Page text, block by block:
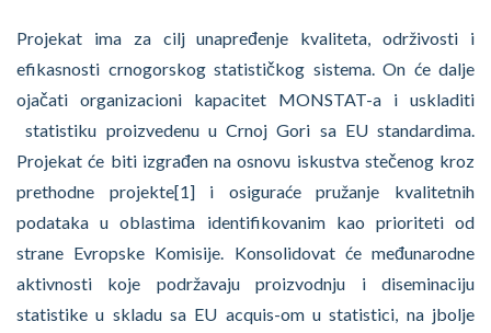
Projekat ima za cilj unapređenje kvaliteta, održivosti i
efikasnosti crnogorskog statističkog sistema. On će dalje
ojačati organizacioni kapacitet MONSTAT-a i uskladiti
statistiku proizvedenu u Crnoj Gori sa EU standardima.
Projekat će biti izgrađen na osnovu iskustva stečenog kroz
prethodne projekte[1] i osiguraće pružanje kvalitetnih
podataka u oblastima identifikovanim kao prioriteti od
strane Evropske Komisije. Konsolidovat će međunarodne
aktivnosti koje podržavaju proizvodnju i diseminaciju
statistike u skladu sa EU acquis-om u statistici, na jbolje